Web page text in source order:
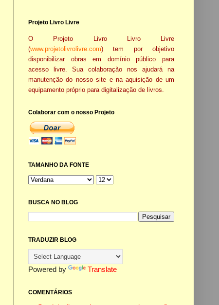
Projeto Livro Livre
O Projeto Livro Livro Livre
(www.projetolivrolivre.com) tem por objetivo
disponibilizar obras em domínio público para
acesso livre. Sua colaboração nos ajudará na
manutenção do nosso site e na aquisição de um
equipamento próprio para digitalização de livros.
Colaborar com o nosso Projeto
TAMANHO DA FONTE
BUSCA NO BLOG
TRADUZIR BLOG
Powered by Translate
COMENTÁRIOS